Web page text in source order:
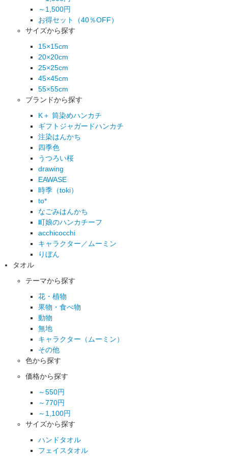
～1,500円
お得セット（40％OFF）
サイズから探す
15×15cm
20×20cm
25×25cm
45×45cm
55×55cm
ブランドから探す
K＋ 筒染めハンカチ
ギフトジャガードハンカチ
注染はんかち
四季色
うつろい桜
drawing
EAWASE
時季（toki）
to*
なごみはんかち
町娘のハンカチーフ
acchicocchi
キャラクター／ムーミン
りぼん
タオル
テーマから探す
花・植物
果物・食べ物
動物
無地
キャラクター（ムーミン）
その他
色から探す
価格から探す
～550円
～770円
～1,100円
サイズから探す
ハンドタオル
フェイスタオル